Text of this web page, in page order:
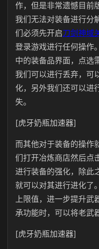
作，但是非常遗憾目前
我们无法对装备进行分
们必须先开启刀剑神域
登录游戏进行任何操作
中的装备品界面，点选
我们可以进行丢弃，可
化，另外我们还可以进
失。
[虎牙奶瓶加速器]
而其他对于装备的操作
们打开冶炼商店然后点
进行装备的强化，除此
就可以对其进行进化了
上限值，进一步提升武
承功能时，可以将老武
[虎牙奶瓶加速器]